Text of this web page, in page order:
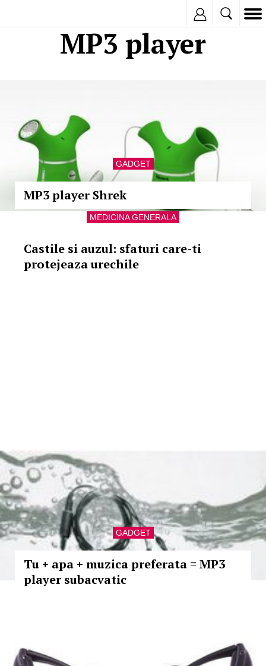
MP3 player
GADGET
MP3 player Shrek
MEDICINA GENERALA
Castile si auzul: sfaturi care-ti
protejeaza urechile
GADGET
Tu + apa + muzica preferata = MP3
player subacvatic